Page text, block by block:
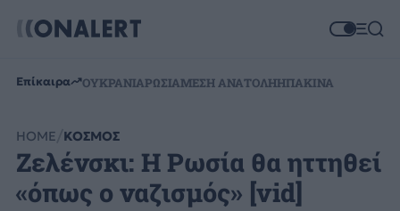
Επίκαιρα ΟΥΚΡΑΝΙΑΡΩΣΙΑΜΕΣΗ ΑΝΑΤΟΛΗΗΠΑΚΙΝΑ
HOME ΚΟΣΜΟΣ
Ζελένσκι: Η Ρωσία θα ηττηθεί
«όπως ο ναζισμός» [vid]